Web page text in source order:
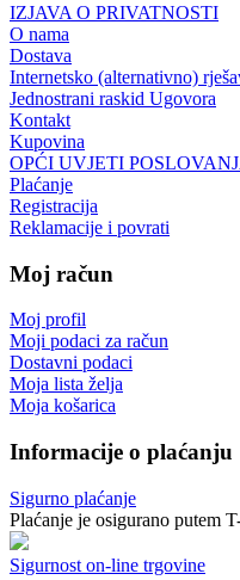
IZJAVA O PRIVATNOSTI
O nama
Dostava
Internetsko (alternativno)
Jednostrani raskid Ugovora
Kontakt
Kupovina
OPĆI UVJETI
Plaćanje
Registracija
Reklamacije i povrati
Moj račun
Moj profil
Moji podaci za račun
Dostavni podaci
Moja lista želja
Moja košarica
Informacije o plaćanju
Sigurno plaćanje
Plaćanje je osigurano putem
Sigurnost on-line trgovine